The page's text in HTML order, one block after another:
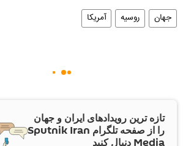
جهان روسیه آمریکا
تازه ترین رویدادهای ایران و جهان
را از صفحه تلگرام Sputnik Iran
Media دنبال کنید